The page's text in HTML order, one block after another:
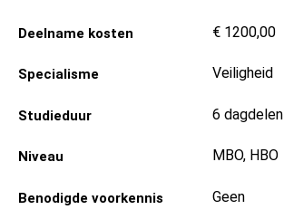
Deelname kosten € 1200,00
Specialisme Veiligheid
Studieduur 6 dagdelen
Niveau MBO, HBO
Benodigde voorkennis Geen